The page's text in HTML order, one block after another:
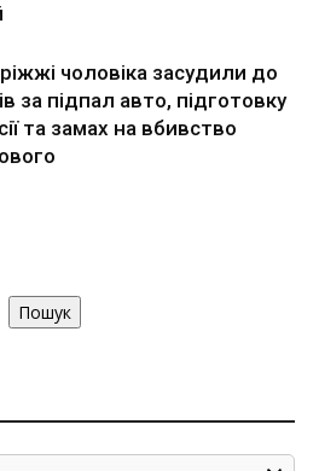
чоловіка засудили до
за підпал авто, підготовку
та замах на вбивство
Пошук